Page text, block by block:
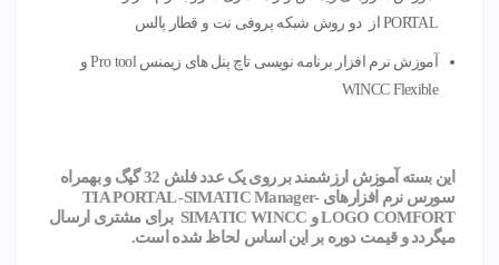
PORTAL از دو روش شبکه پروفی نت و قطار پالس
آموزش نرم افزار برنامه نویسی تاچ پنل های زیمنس Pro tool و
WINCC Flexible
این بسته آموزش ارزشمند بر روی یک عدد فلش 32 گیگ و بهمراه
سورس نرم افزارهای TIA PORTAL -SIMATIC Manager-
LOGO COMFORT و SIMATIC WINCC برای مشتری ارسال
میگردد و قیمت دوره بر این اساس لحاظ شده است.